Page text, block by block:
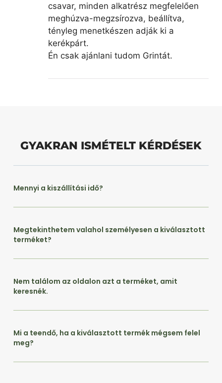
csavar, minden alkatrész megfelelően
meghúzva-megzsírozva, beállítva,
tényleg menetkészen adják ki a
kerékpárt.
Én csak ajánlani tudom Grintát.
GYAKRAN ISMÉTELT KÉRDÉSEK
Mennyi a kiszállítási idő?
Megtekinthetem valahol személyesen a kiválasztott
terméket?
Nem találom az oldalon azt a terméket, amit
keresnék.
Mi a teendő, ha a kiválasztott termék mégsem felel
meg?